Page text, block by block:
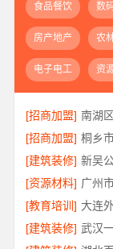
食品餐饮 数
房产地产 农
电子电工 资
[招商加盟]
[招商加盟]
[建筑装修]
[资源材料]
[教育培训] 大连
[建筑装修]